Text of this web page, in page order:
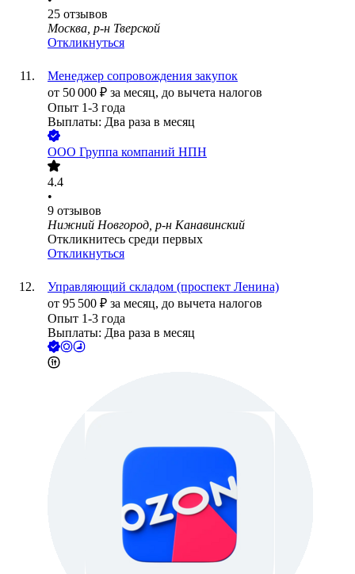
25 отзывов
Москва, р-н Тверской
Откликнуться
Менеджер сопровождения закупок
от 50 000 ₽ за месяц, до вычета налогов
Опыт 1-3 года
Выплаты: Два раза в месяц
ООО Группа компаний НПН
4.4
•
9 отзывов
Нижний Новгород, р-н Канавинский
Откликнитесь среди первых
Откликнуться
Управляющий складом (проспект Ленина)
от 95 500 ₽ за месяц, до вычета налогов
Опыт 1-3 года
Выплаты: Два раза в месяц